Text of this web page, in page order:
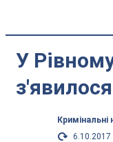
У
Кримінальні
6.10.2017